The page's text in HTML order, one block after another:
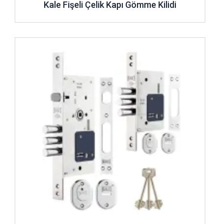
Kale Fişeli Çelik Kapı Gömme Kilidi